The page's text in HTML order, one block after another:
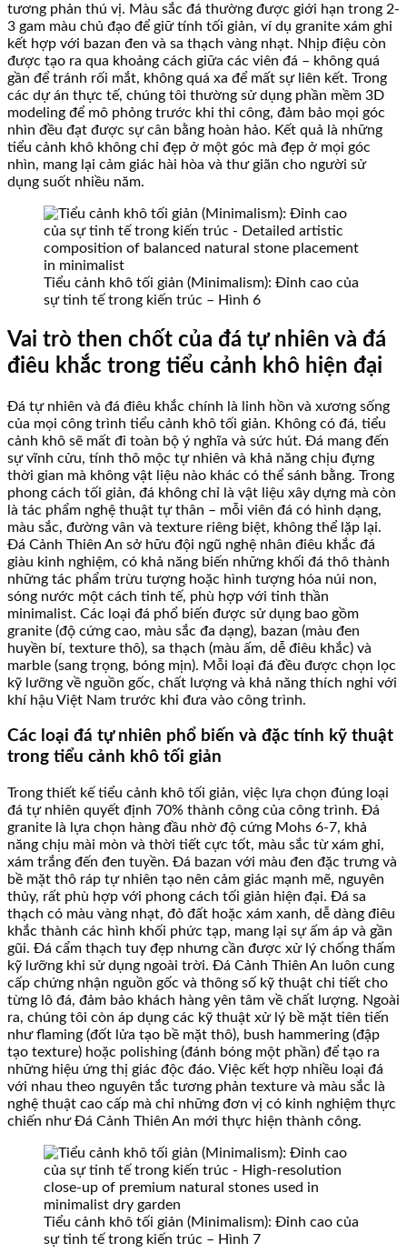
tương phản thú vị. Màu sắc đá thường được giới hạn trong 2-
3 gam màu chủ đạo để giữ tính tối giản, ví dụ granite xám ghi
kết hợp với bazan đen và sa thạch vàng nhạt. Nhịp điệu còn
được tạo ra qua khoảng cách giữa các viên đá – không quá
gần để tránh rối mắt, không quá xa để mất sự liên kết. Trong
các dự án thực tế, chúng tôi thường sử dụng phần mềm 3D
modeling để mô phỏng trước khi thi công, đảm bảo mọi góc
nhìn đều đạt được sự cân bằng hoàn hảo. Kết quả là những
tiểu cảnh khô không chỉ đẹp ở một góc mà đẹp ở mọi góc
nhìn, mang lại cảm giác hài hòa và thư giãn cho người sử
dụng suốt nhiều năm.
Tiểu cảnh khô tối giản (Minimalism): Đỉnh cao của
sự tinh tế trong kiến trúc – Hình 6
Vai trò then chốt của đá tự nhiên và đá
điêu khắc trong tiểu cảnh khô hiện đại
Đá tự nhiên và đá điêu khắc chính là linh hồn và xương sống
của mọi công trình tiểu cảnh khô tối giản. Không có đá, tiểu
cảnh khô sẽ mất đi toàn bộ ý nghĩa và sức hút. Đá mang đến
sự vĩnh cửu, tính thô mộc tự nhiên và khả năng chịu đựng
thời gian mà không vật liệu nào khác có thể sánh bằng. Trong
phong cách tối giản, đá không chỉ là vật liệu xây dựng mà còn
là tác phẩm nghệ thuật tự thân – mỗi viên đá có hình dạng,
màu sắc, đường vân và texture riêng biệt, không thể lặp lại.
Đá Cảnh Thiên An sở hữu đội ngũ nghệ nhân điêu khắc đá
giàu kinh nghiệm, có khả năng biến những khối đá thô thành
những tác phẩm trừu tượng hoặc hình tượng hóa núi non,
sóng nước một cách tinh tế, phù hợp với tinh thần
minimalist. Các loại đá phổ biến được sử dụng bao gồm
granite (độ cứng cao, màu sắc đa dạng), bazan (màu đen
huyền bí, texture thô), sa thạch (màu ấm, dễ điêu khắc) và
marble (sang trọng, bóng mịn). Mỗi loại đá đều được chọn lọc
kỹ lưỡng về nguồn gốc, chất lượng và khả năng thích nghi với
khí hậu Việt Nam trước khi đưa vào công trình.
Các loại đá tự nhiên phổ biến và đặc tính kỹ thuật
trong tiểu cảnh khô tối giản
Trong thiết kế tiểu cảnh khô tối giản, việc lựa chọn đúng loại
đá tự nhiên quyết định 70% thành công của công trình. Đá
granite là lựa chọn hàng đầu nhờ độ cứng Mohs 6-7, khả
năng chịu mài mòn và thời tiết cực tốt, màu sắc từ xám ghi,
xám trắng đến đen tuyền. Đá bazan với màu đen đặc trưng và
bề mặt thô ráp tự nhiên tạo nên cảm giác mạnh mẽ, nguyên
thủy, rất phù hợp với phong cách tối giản hiện đại. Đá sa
thạch có màu vàng nhạt, đỏ đất hoặc xám xanh, dễ dàng điêu
khắc thành các hình khối phức tạp, mang lại sự ấm áp và gần
gũi. Đá cẩm thạch tuy đẹp nhưng cần được xử lý chống thấm
kỹ lưỡng khi sử dụng ngoài trời. Đá Cảnh Thiên An luôn cung
cấp chứng nhận nguồn gốc và thông số kỹ thuật chi tiết cho
từng lô đá, đảm bảo khách hàng yên tâm về chất lượng. Ngoài
ra, chúng tôi còn áp dụng các kỹ thuật xử lý bề mặt tiên tiến
như flaming (đốt lửa tạo bề mặt thô), bush hammering (đập
tạo texture) hoặc polishing (đánh bóng một phần) để tạo ra
những hiệu ứng thị giác độc đáo. Việc kết hợp nhiều loại đá
với nhau theo nguyên tắc tương phản texture và màu sắc là
nghệ thuật cao cấp mà chỉ những đơn vị có kinh nghiệm thực
chiến như Đá Cảnh Thiên An mới thực hiện thành công.
Tiểu cảnh khô tối giản (Minimalism): Đỉnh cao của
sự tinh tế trong kiến trúc – Hình 7